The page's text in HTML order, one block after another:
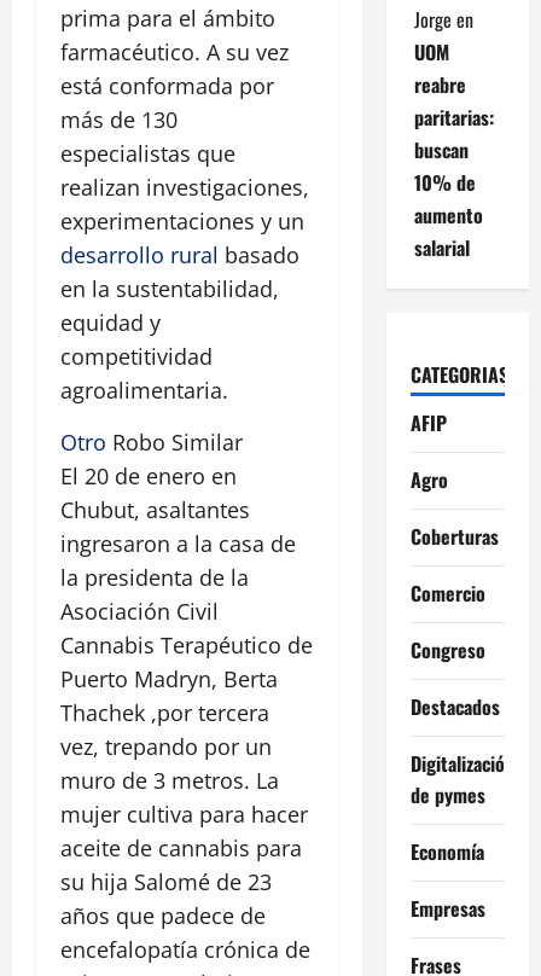
prima para el ámbito
farmacéutico. A su vez
está conformada por
más de 130
especialistas que
realizan investigaciones,
experimentaciones y un
desarrollo rural basado
en la sustentabilidad,
equidad y
competitividad
agroalimentaria.
Otro Robo Similar
El 20 de enero en
Chubut, asaltantes
ingresaron a la casa de
la presidenta de la
Asociación Civil
Cannabis Terapéutico de
Puerto Madryn, Berta
Thachek ,por tercera
vez, trepando por un
muro de 3 metros. La
mujer cultiva para hacer
aceite de cannabis para
su hija Salomé de 23
años que padece de
encefalopatía crónica de
Jorge en
UOM
reabre
paritarias:
buscan
10% de
aumento
salarial
CATEGORIAS
AFIP
Agro
Coberturas
Comercio
Congreso
Destacados
Digitalización
de pymes
Economía
Empresas
Frases